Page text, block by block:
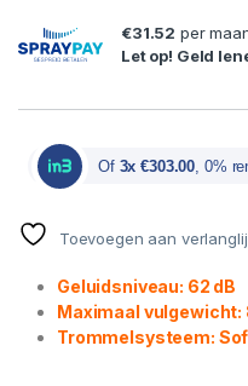
€31.52 per
Let op! Geld
Of 3x €303.00 , 0%
Toevoegen aan
Geluidsniveau: 62 dB
Maximaal vulgewicht:
Trommelsysteem: